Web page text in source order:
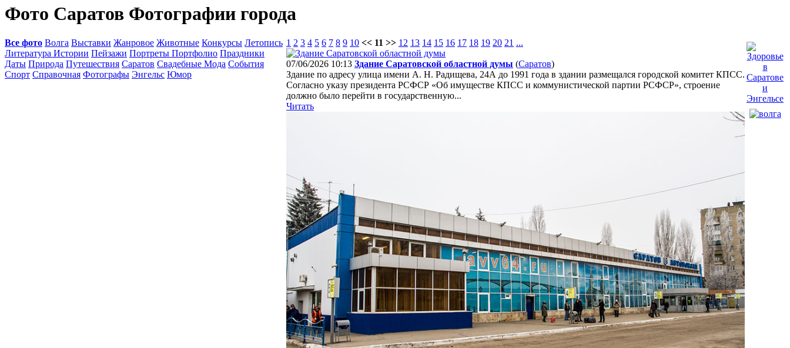
Фото Саратов Фотографии города
Все фото Волга Выставки Жанровое Животные Конкурсы Летопись
Литература Истории Пейзажи Портреты Портфолио Праздники
Даты Природа Путешествия Саратов Свадебные Мода События
Спорт Справочная Фотографы Энгельс Юмор
1 2 3 4 5 6 7 8 9 10 << 11 >> 12 13 14 15 16 17 18 19 20 21 ...
07/06/2026 10:13 Здание Саратовской областной думы (Саратов)
Здание по адресу улица имени А. Н. Радищева, 24А до 1991 года в здании размещался городской комитет КПСС.
Согласно указу президента РСФСР «Об имуществе КПСС и коммунистической партии РСФСР», строение
должно было перейти в государственную...
Читать